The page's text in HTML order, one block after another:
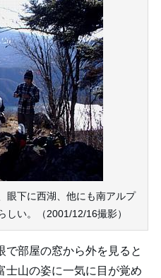
眼下に西湖、他にも南アルプ
しい。（2001/12/16撮影）
で部屋の窓から外を見ると
士山の姿に一気に目が覚め